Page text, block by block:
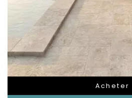
Acheter